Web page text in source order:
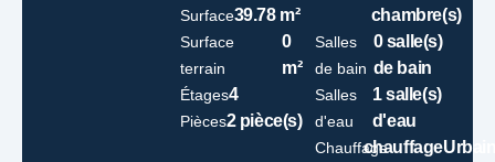
Surface39.78 m²
Surface
terrain
0
m²
Étages4
Pièces2 pièce(s)
chambre(s)
Salles
de bain
0 salle(s)
de bain
Salles
d'eau
1 salle(s)
d'eau
Chauffage